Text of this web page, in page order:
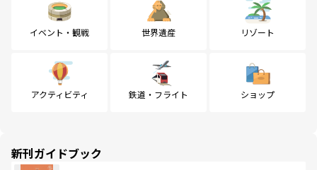
イベント・観戦 世界遺産 リゾート
アクティビティ 鉄道・フライト ショップ
新刊ガイドブック